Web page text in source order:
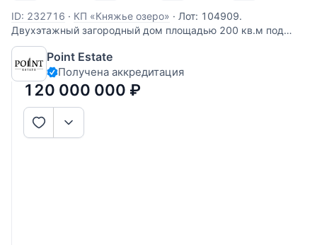
ID: 232716 · КП «Княжье озеро» · Лот: 104909.
Двухэтажный загородный дом площадью 200 кв.м под
ключ с мебелью располагается на участке 11 соток в
охраняемом коттеджном поселке "Княжье Озеро", где
воссозданы все преимущества уютной столичной жизни
посреди самого живописного уголка
Point Estate
Получена аккредитация
120 000 000 ₽